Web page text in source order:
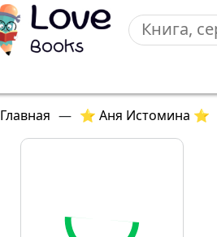
Главная — ⭐ Аня Истомина ⭐